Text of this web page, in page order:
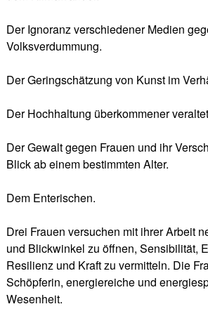
Der Ignoranz verschiedener Medien
Volksverdummung.
Der Geringschätzung von Kunst im
Der Hochhaltung überkommener
Der Gewalt gegen Frauen und ihr
Blick ab einem bestimmten Alter.
Dem Enterischen.
Drei Frauen versuchen mit ihrer Arbeit
und Blickwinkel zu öffnen, Sensibilität,
Resilienz und Kraft zu vermitteln. Die
Schöpferin, energiereiche und
Wesenheit.